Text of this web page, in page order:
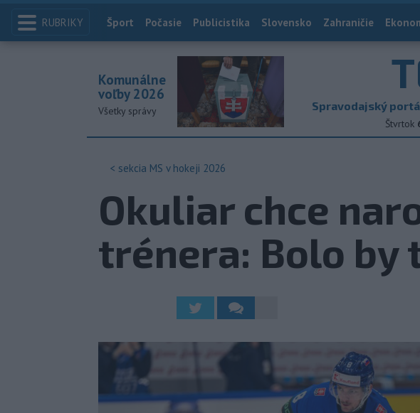
RUBRIKY Index
Šport Počasie Publicistika Slovensko Zahraničie
Spravodajský
Štvrtok
Komunálne
voľby 2026
Všetky správy
< sekcia MS v hokeji 2026
Okuliar chce
trénera: Bolo by